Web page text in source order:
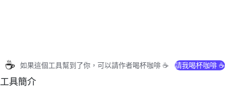
☕ 如果這個工具幫到了你，可以請作者喝杯咖啡 ☕ 請我喝杯咖啡 ☕
工具簡介